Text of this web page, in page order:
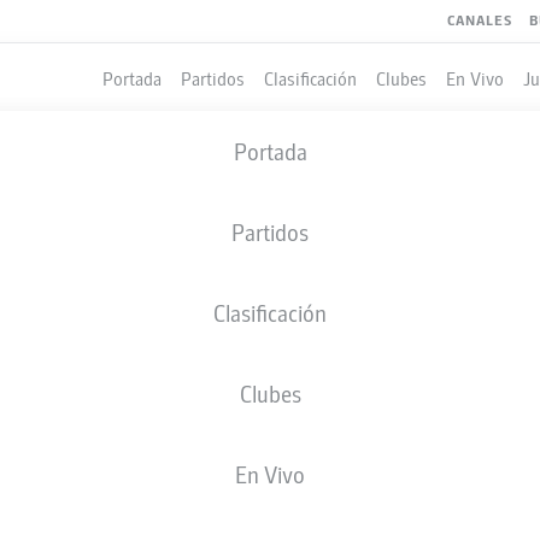
CANALES
Portada Partidos Clasificación Clubes En Vivo
Portada
Partidos
Clasificación
Clubes
En Vivo